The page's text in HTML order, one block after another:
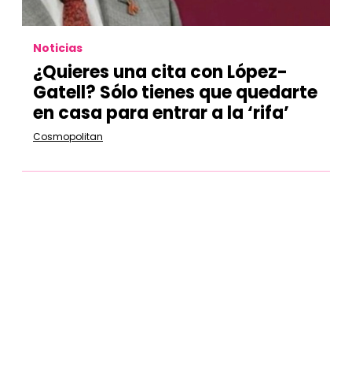
Noticias
¿Quieres una cita con López-
Gatell? Sólo tienes que quedarte
en casa para entrar a la ‘rifa’
Cosmopolitan